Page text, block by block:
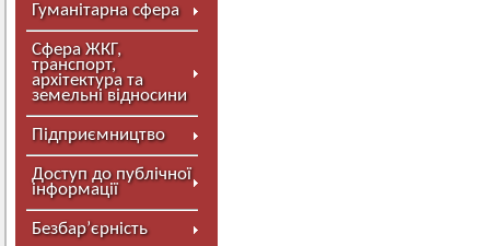
Гуманітарна сфера
Сфера ЖКГ,
транспорт,
архітектура та
земельні відносини
Підприємництво
Доступ до публічної
інформації
Безбар’єрність